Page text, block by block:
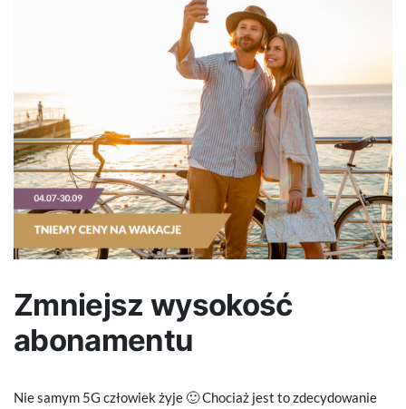
Zmniejsz wysokość
abonamentu
Nie samym 5G człowiek żyje 🙂 Chociaż jest to zdecydowanie